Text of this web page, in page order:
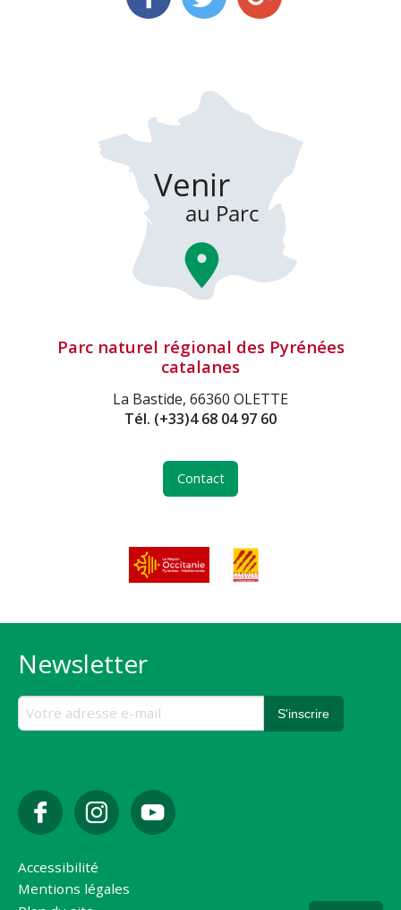
Parc naturel régional des Pyrénées
catalanes
La Bastide, 66360 OLETTE
Tél. (+33)4 68 04 97 60
Contact
Newsletter
Accessibilité
Mentions légales